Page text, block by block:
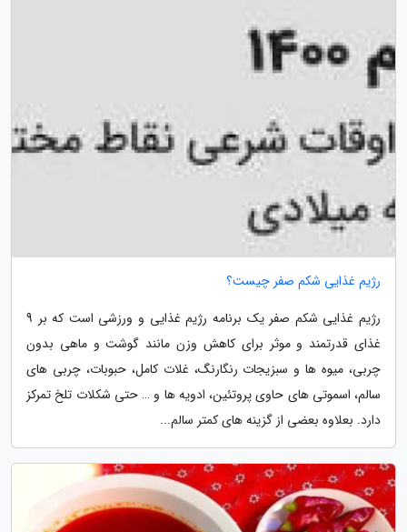
رژیم غذایی شکم صفر چیست؟
رژیم غذایی شکم صفر یک برنامه رژیم غذایی و ورزشی است که بر 9
غذای قدرتمند و موثر برای کاهش وزن مانند گوشت و ماهی بدون
چربی، میوه ها و سبزیجات رنگارنگ، غلات کامل، حبوبات، چربی های
سالم، اسموتی های حاوی پروتئین، ادویه ها و … حتی شکلات تلخ تمرکز
دارد. بعلاوه بعضی از گزینه های کمتر سالم...